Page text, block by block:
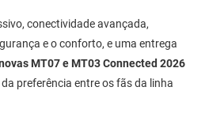
conectividade avançada,
e o conforto, e uma entrega
MT07 e MT03 Connected 2026
preferência entre os fãs da linha